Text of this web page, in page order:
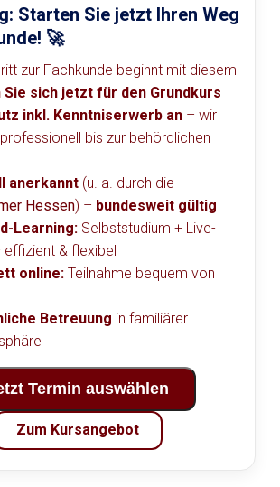
Starten Sie jetzt Ihren Weg
🚀
zur Fachkunde beginnt mit diesem
Sie sich jetzt für den Grundkurs
inkl. Kenntniserwerb an – wir
bis zur behördlichen
anerkannt (u. a. durch die
Hessen) – bundesweit gültig
Learning: Selbststudium + Live-
effizient & flexibel
online: Teilnahme bequem von
Betreuung in familiärer
Termin auswählen
Zum Kursangebot